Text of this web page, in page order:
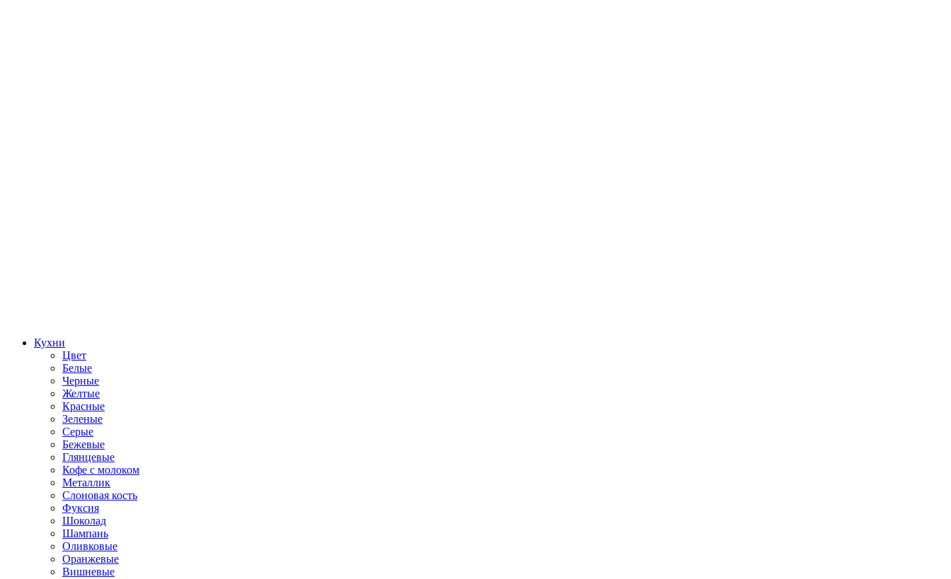
Кухни
Цвет
Белые
Черные
Желтые
Красные
Зеленые
Серые
Бежевые
Глянцевые
Кофе с молоком
Металлик
Слоновая кость
Фуксия
Шоколад
Шампань
Оливковые
Оранжевые
Вишневые